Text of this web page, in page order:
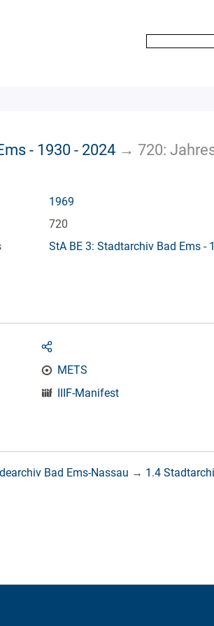
- 1930 - 2024 → 720:
1969
720
StA BE 3: Stadtarchiv Bad Ems -
METS
IIIF-Manifest
Bad Ems-Nassau → 1.4